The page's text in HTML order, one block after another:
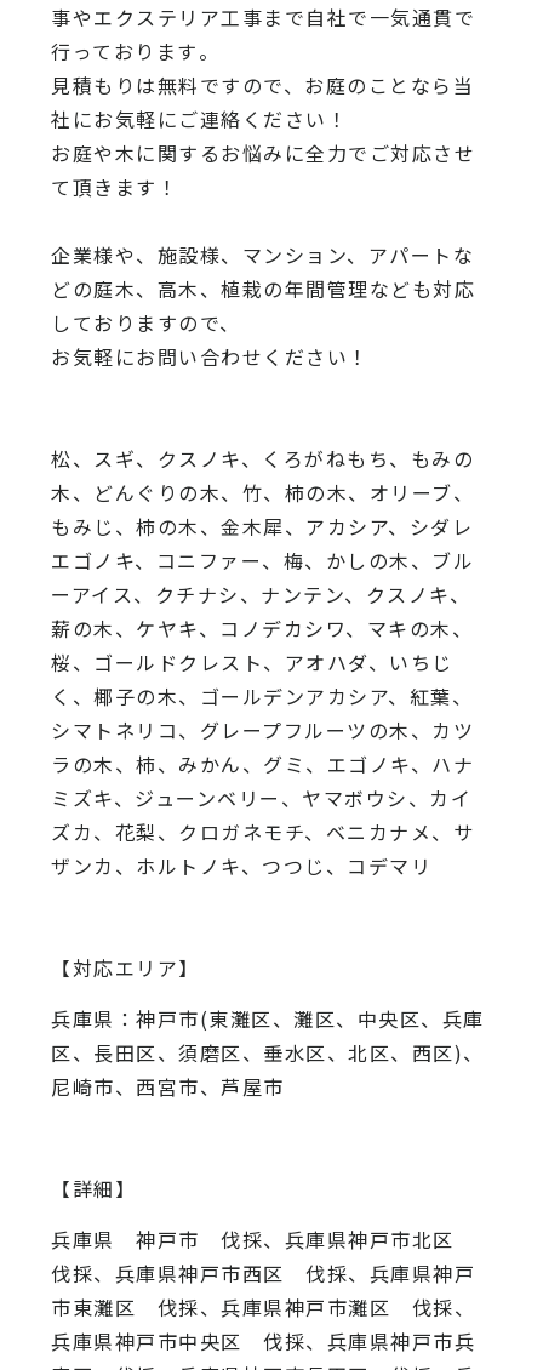
事やエクステリア工事まで自社で一気通貫で
行っております。
見積もりは無料ですので、 お庭のことなら当
社にお気軽にご連絡ください！
お庭や木に関するお悩みに全力でご対応させ
て頂きます！
企業様や、施設様、マンション、アパートな
どの庭木、高木、植栽の年間管理なども対応
しておりますので、
お気軽にお問い合わせください！
松、スギ、クスノキ、くろがねもち、もみの
木、どんぐりの木、 竹、柿の木、オリーブ、
もみじ、柿の木、金木犀、アカシア、 シダレ
エゴノキ、コニファー、梅、かしの木、ブル
ーアイス、 クチナシ、ナンテン、クスノキ、
薪の木、ケヤキ、コノデカシワ、マキの木、
桜、 ゴールドクレスト、アオハダ、いちじ
く、椰子の木、 ゴールデンアカシア、紅葉、
シマトネリコ、 グレープフルーツの木、カツ
ラの木、柿、みかん、グミ、 エゴノキ、ハナ
ミズキ、ジューンベリー、ヤマボウシ、カイ
ズカ、 花梨、クロガネモチ、ベニカナメ、サ
ザンカ、ホルトノキ、 つつじ、コデマリ
【対応エリア】
兵庫県：神戸市(東灘区、灘区、中央区、兵庫
区、長田区、須磨区、垂水区、北区、西区)、
尼崎市、西宮市、芦屋市
【詳細】
兵庫県 神戸市 伐採、兵庫県神戸市北区
伐採、兵庫県神戸市西区 伐採、兵庫県神戸
市東灘区 伐採、兵庫県神戸市灘区 伐採、
兵庫県神戸市中央区 伐採、兵庫県神戸市兵